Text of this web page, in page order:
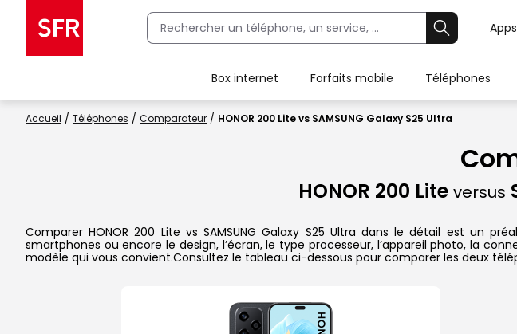
Box internet Forfaits mobile Téléphones
Accueil Téléphones Comparateur HONOR 200 Lite vs SAMSUNG Galaxy S25 Ultra
HONOR 200 Lite versus
Comparer HONOR 200 Lite vs SAMSUNG Galaxy S25 Ultra dans le détail est un
smartphones ou encore le design, l’écran, le type processeur, l’appareil photo, la
modèle qui vous convient.Consultez le tableau ci-dessous pour comparer les deux